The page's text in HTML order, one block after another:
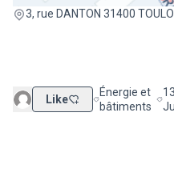
3, rue DANTON 31400
(Lien externe)
Like Filtrer les
Énergie et
bâtiments